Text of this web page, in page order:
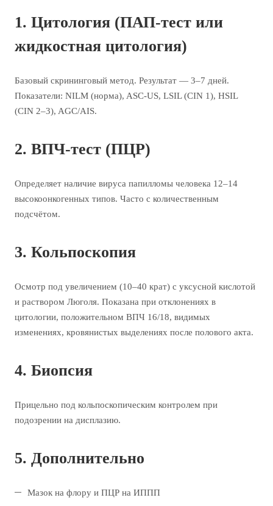
1. Цитология (ПАП-тест или
жидкостная цитология)
Базовый скрининговый метод. Результат — 3–7 дней.
Показатели: NILM (норма), ASC-US, LSIL (CIN 1), HSIL
(CIN 2–3), AGC/AIS.
2. ВПЧ-тест (ПЦР)
Определяет наличие вируса папилломы человека 12–14
высокоонкогенных типов. Часто с количественным
подсчётом.
3. Кольпоскопия
Осмотр под увеличением (10–40 крат) с уксусной кислотой
и раствором Люголя. Показана при отклонениях в
цитологии, положительном ВПЧ 16/18, видимых
изменениях, кровянистых выделениях после полового акта.
4. Биопсия
Прицельно под кольпоскопическим контролем при
подозрении на дисплазию.
5. Дополнительно
Мазок на флору и ПЦР на ИППП